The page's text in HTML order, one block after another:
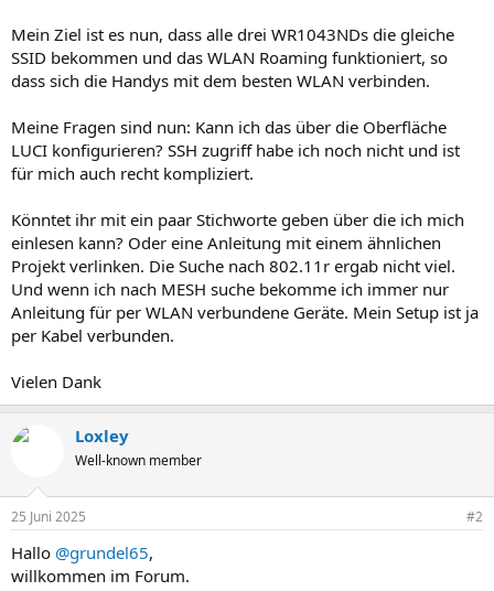
Mein Ziel ist es nun, dass alle drei WR1043NDs die gleiche
SSID bekommen und das WLAN Roaming funktioniert, so
dass sich die Handys mit dem besten WLAN verbinden.
Meine Fragen sind nun: Kann ich das über die Oberfläche
LUCI konfigurieren? SSH zugriff habe ich noch nicht und ist
für mich auch recht kompliziert.
Könntet ihr mit ein paar Stichworte geben über die ich mich
einlesen kann? Oder eine Anleitung mit einem ähnlichen
Projekt verlinken. Die Suche nach 802.11r ergab nicht viel.
Und wenn ich nach MESH suche bekomme ich immer nur
Anleitung für per WLAN verbundene Geräte. Mein Setup ist ja
per Kabel verbunden.
Vielen Dank
Loxley
Well-known member
25 Juni 2025 #2
Hallo @grundel65,
willkommen im Forum.